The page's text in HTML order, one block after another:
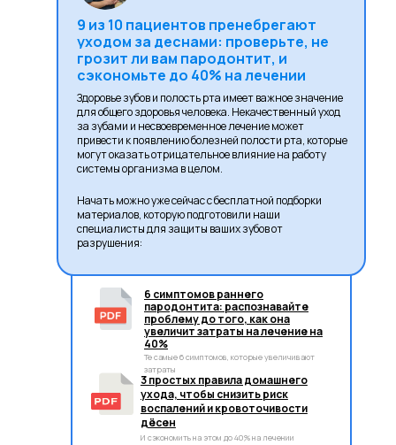
9 из 10 пациентов пренебрегают
уходом за деснами: проверьте, не
грозит ли вам пародонтит, и
сэкономьте до 40% на лечении
Здоровье зубов и полость рта имеет важное значение
для общего здоровья человека. Некачественный уход
за зубами и несвоевременное лечение может
привести к появлению болезней полости рта, которые
могут оказать отрицательное влияние на работу
системы организма в целом.
Начать можно уже сейчас с бесплатной подборки
материалов, которую подготовили наши
специалисты для защиты ваших зубов от
разрушения:
6 симптомов раннего
пародонтита: распознавайте
проблему до того, как она
увеличит затраты на лечение на
40%
Те самые 6 симптомов, которые увеличивают
затраты
3 простых правила домашнего
ухода, чтобы снизить риск
воспалений и кровоточивости
дёсен
И сэкономить на этом до 40% на лечении